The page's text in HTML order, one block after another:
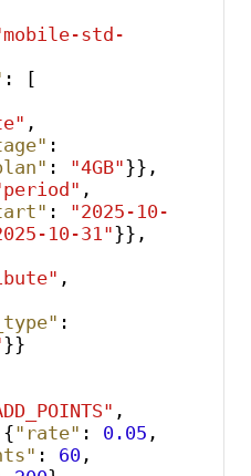
std-
:
[
,
:
: "4GB"}} ,
,
:
"2025-10-
10-31"}} ,
,
:
}}
,
{"rate" : 0.05 ,
: 60,